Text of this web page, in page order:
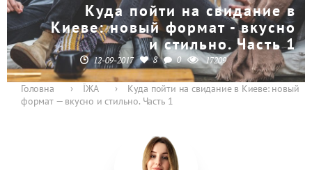
Куда пойти на свидание в
Киеве: новый формат - вкусно
и стильно. Часть 1
12-09-2017 8 0 17209
Головна › ЇЖА ›
Куда пойти на свидание в Киеве: новый
формат — вкусно и стильно. Часть 1